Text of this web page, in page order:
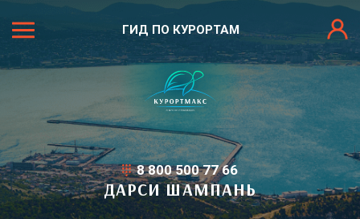
ГИД ПО КУРОРТАМ
8 800 500 77 66
ДАРСИ ШАМПАНЬ